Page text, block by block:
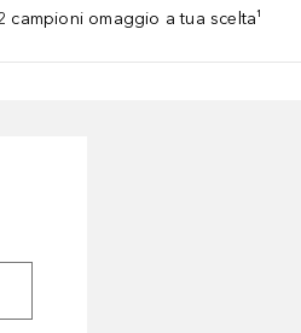
campioni omaggio a tua scelta¹